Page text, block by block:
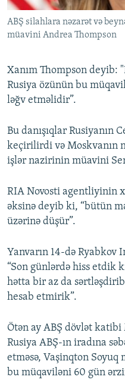
ABŞ silahlara nəzarət və
müavini Andrea Thompson
Xanım Thompson deyib:
Rusiya özünün bu
ləğv etməlidir”.
Bu danışıqlar Rusiyanın
keçirilirdi və Moskvanın
işlər nazirinin müavini
RIA Novosti agentliyinin
əksinə deyib ki, “bütün
üzərinə düşür”.
Yanvarın 14-də
“Son günlərdə hiss etdik
hətta bir az da
hesab etmirik”.
Ötən ay ABŞ dövlət
Rusiya ABŞ-ın iradına
etməsə, Vaşinqton
bu müqaviləni 60 gün